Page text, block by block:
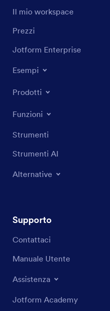
Il mio workspace
Prezzi
Jotform Enterprise
Esempi
Prodotti
Funzioni
Strumenti
Strumenti AI
Alternative
Supporto
Contattaci
Manuale Utente
Assistenza
Jotform Academy